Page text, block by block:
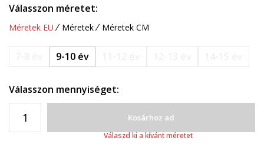
Válasszon méretet:
Méretek EU Méretek Méretek CM
9-10 év
Válasszon mennyiséget:
Kosárhoz ad
Válaszd ki a kívánt méretet